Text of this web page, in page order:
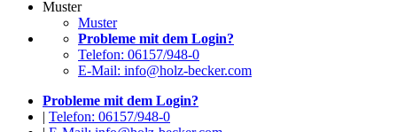
Muster
Muster
Probleme mit dem Login?
Telefon: 06157/948-0
E-Mail: info@holz-becker.com
Probleme mit dem Login?
| Telefon: 06157/948-0